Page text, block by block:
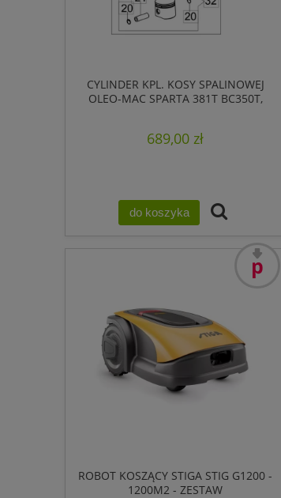
CYLINDER KPL. KOSY SPALINOWEJ
OLEO-MAC SPARTA 381T BC350T,
689,00 zł
do koszyka
ROBOT KOSZĄCY STIGA STIG G1200 -
1200M2 - ZESTAW